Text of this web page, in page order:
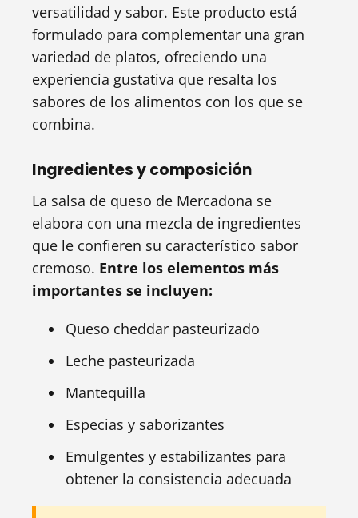
versatilidad y sabor. Este producto está
formulado para complementar una gran
variedad de platos, ofreciendo una
experiencia gustativa que resalta los
sabores de los alimentos con los que se
combina.
Ingredientes y composición
La salsa de queso de Mercadona se
elabora con una mezcla de ingredientes
que le confieren su característico sabor
cremoso. Entre los elementos más
importantes se incluyen:
Queso cheddar pasteurizado
Leche pasteurizada
Mantequilla
Especias y saborizantes
Emulgentes y estabilizantes para
obtener la consistencia adecuada